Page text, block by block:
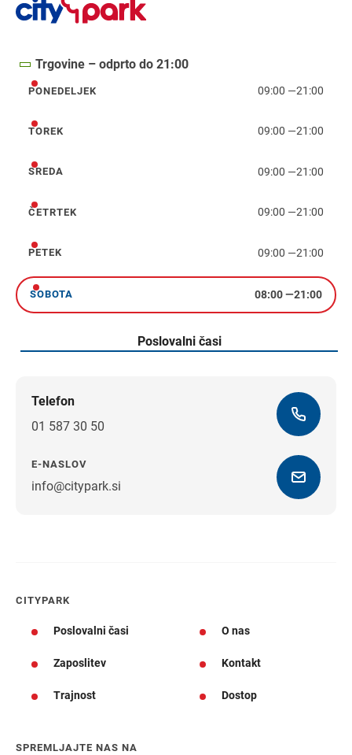
Trgovine – odprto do 21:00
ponedeljek
PONEDELJEK 09:00 —21:00
torek
TOREK 09:00 —21:00
sreda
SREDA 09:00 —21:00
četrtek
ČETRTEK 09:00 —21:00
petek
PETEK 09:00 —21:00
sobota
SOBOTA 08:00—21:00
Poslovalni časi
Telefon
01 587 30 50
E-NASLOV
info@citypark.si
CITYPARK
Poslovalni časi O nas
Zaposlitev Kontakt
Trajnost Dostop
SPREMLJAJTE NAS NA